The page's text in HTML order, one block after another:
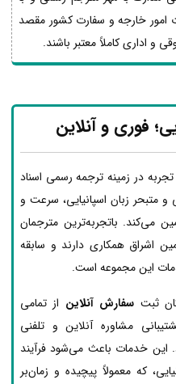
امور خارجه و سفارت کشور مقصد
و اداری کاملاً معتبر باشند.
فوری و آنلاین
در زمینه ترجمه رسمی اسناد
متبحر زبان اسپانیایی، سرعت و
می‌کند. باتجربه‌ترین مترجمان
اشراق همکاری دارند و سابقه
این مجموعه است.
ثبت سفارش آنلاین از تمامی
مشاوره آنلاین و تلفنی
این خدمات باعث می‌شود فرآیند
که معمولاً پیچیده و زمان‌بر